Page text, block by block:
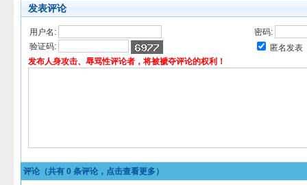
发表评论
用户名:
密码:
验证码:
匿名发表
发布人身攻击、辱骂性评论者，将被褫夺评论的权利！
评论（共有 0 条评论，点击查看更多）